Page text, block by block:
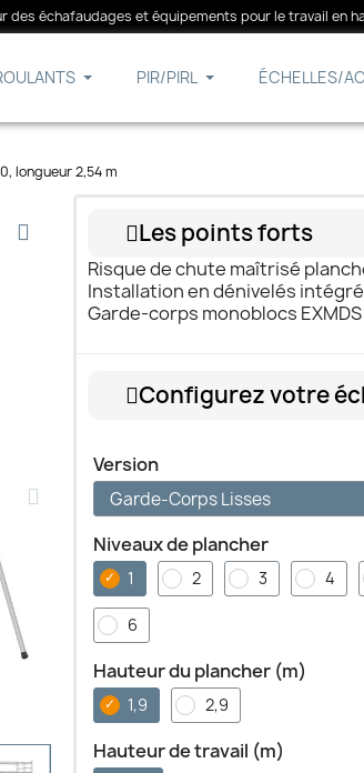
des échafaudages et équipements pour le travail en
PIR/PIRL ÉCHELLES/
longueur 2,54 m
Les points forts
Risque de chute maîtrisé
Installation en dénivelés
Garde-corps monoblocs
Configurez votre
Version
Niveaux de plancher
1 2 3 4
6
Hauteur du plancher (m)
1,9 2,9
Hauteur de travail (m)